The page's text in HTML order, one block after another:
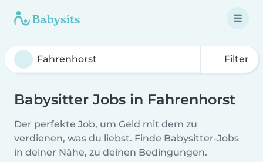
Filter
Babysitter Jobs in Fahrenhorst
Der perfekte Job, um Geld mit dem zu
verdienen, was du liebst. Finde Babysitter-Jobs
in deiner Nähe, zu deinen Bedingungen.